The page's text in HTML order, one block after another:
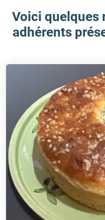
Voici quelques
adhérents